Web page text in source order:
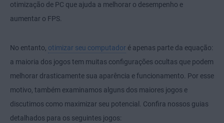
otimização de PC que ajuda a melhorar o desempenho e
aumentar o FPS.
No entanto, otimizar seu computador é apenas parte da equação:
a maioria dos jogos tem muitas configurações ocultas que podem
melhorar drasticamente sua aparência e funcionamento. Por esse
motivo, também examinamos alguns dos maiores jogos e
discutimos como maximizar seu potencial. Confira nossos guias
detalhados para os seguintes jogos: